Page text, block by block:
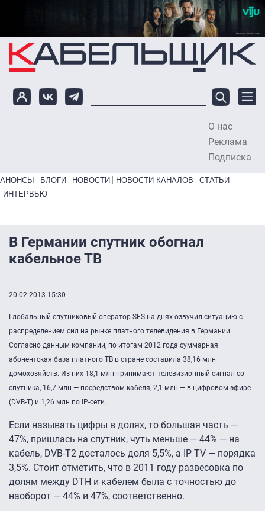
Перейти к основному содержанию
О нас
Реклама
Подписка
Primary links bottom
АНОНСЫ БЛОГИ НОВОСТИ НОВОСТИ КАНАЛОВ
СТАТЬИ
ИНТЕРВЬЮ
В Германии спутник обогнал
кабельное ТВ
20.02.2013 15:30
Глобальный спутниковый оператор SES на днях озвучил ситуацию с
распределением сил на рынке платного телевидения в Германии.
Согласно данным компании, по итогам 2012 года суммарная
абонентская база платного ТВ в стране составила 38,16 млн
домохозяйств. Из них 18,1 млн принимают телевизионный сигнал со
спутника, 16,7 млн — посредством кабеля, 2,1 млн — в цифровом эфире
(DVB-T) и 1,26 млн по IP-сети.
Если называть цифры в долях, то большая часть —
47%, пришлась на спутник, чуть меньше — 44% — на
кабель, DVB-T2 досталось доля 5,5%, а IP TV — порядка
3,5%. Стоит отметить, что в 2011 году развесовка по
долям между DTH и кабелем была с точностью до
наоборот — 44% и 47%, соответственно.